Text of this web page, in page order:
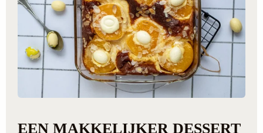
EEN MAKKELIJKER DESSERT